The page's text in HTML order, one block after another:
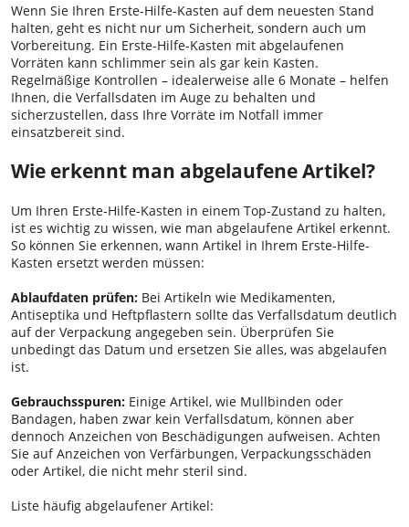
Wenn Sie Ihren Erste-Hilfe-Kasten auf dem neuesten Stand
halten, geht es nicht nur um Sicherheit, sondern auch um
Vorbereitung. Ein Erste-Hilfe-Kasten mit abgelaufenen
Vorräten kann schlimmer sein als gar kein Kasten.
Regelmäßige Kontrollen – idealerweise alle 6 Monate – helfen
Ihnen, die Verfallsdaten im Auge zu behalten und
sicherzustellen, dass Ihre Vorräte im Notfall immer
einsatzbereit sind.
Wie erkennt man abgelaufene Artikel?
Um Ihren Erste-Hilfe-Kasten in einem Top-Zustand zu halten,
ist es wichtig zu wissen, wie man abgelaufene Artikel erkennt.
So können Sie erkennen, wann Artikel in Ihrem Erste-Hilfe-
Kasten ersetzt werden müssen:
Ablaufdaten prüfen: Bei Artikeln wie Medikamenten,
Antiseptika und Heftpflastern sollte das Verfallsdatum deutlich
auf der Verpackung angegeben sein. Überprüfen Sie
unbedingt das Datum und ersetzen Sie alles, was abgelaufen
ist.
Gebrauchsspuren: Einige Artikel, wie Mullbinden oder
Bandagen, haben zwar kein Verfallsdatum, können aber
dennoch Anzeichen von Beschädigungen aufweisen. Achten
Sie auf Anzeichen von Verfärbungen, Verpackungsschäden
oder Artikel, die nicht mehr steril sind.
Liste häufig abgelaufener Artikel: